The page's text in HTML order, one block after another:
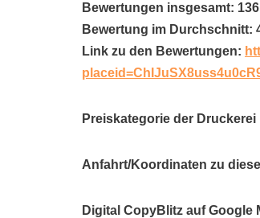
Bewertungen insgesamt: 136
Bewertung im Durchschnitt:
Link zu den Bewertungen:
Preiskategorie der
Anfahrt/Koordinaten zu
Digital CopyBlitz auf Google